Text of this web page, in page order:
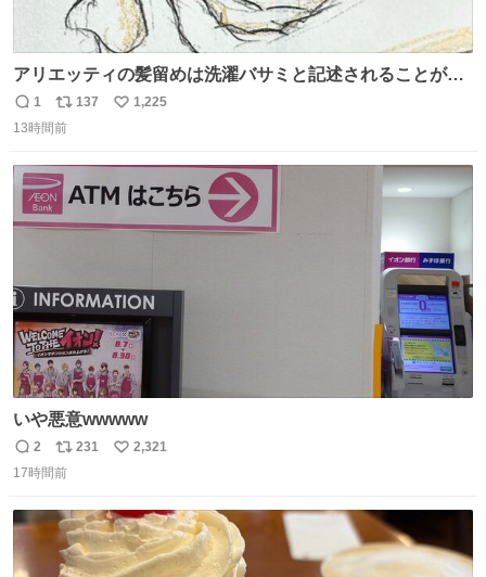
アリエッティの髪留めは洗濯バサミと記述されることが多
いですが、もっと小さいプラスチックのクリップです。 バ
ネは使いやすいように強度を調整してあるはず。
返
信
1
リ
ポ
ト
数
137
い
1,225
13時間前
いや悪意wwwww
返
信
2
リ
ポ
ト
数
231
い
数
2,321
17時間前